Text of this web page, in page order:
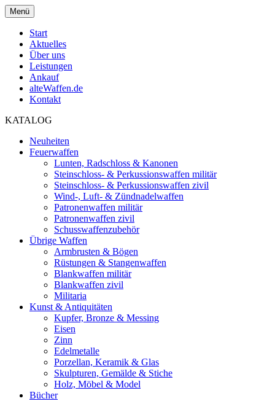
Menü
Start
Aktuelles
Über uns
Leistungen
Ankauf
alteWaffen.de
Kontakt
KATALOG
Neuheiten
Feuerwaffen
Lunten, Radschloss & Kanonen
Steinschloss- & Perkussionswaffen militär
Steinschloss- & Perkussionswaffen zivil
Wind-, Luft- & Zündnadelwaffen
Patronenwaffen militär
Patronenwaffen zivil
Schusswaffenzubehör
Übrige Waffen
Armbrusten & Bögen
Rüstungen & Stangenwaffen
Blankwaffen militär
Blankwaffen zivil
Militaria
Kunst & Antiquitäten
Kupfer, Bronze & Messing
Eisen
Zinn
Edelmetalle
Porzellan, Keramik & Glas
Skulpturen, Gemälde & Stiche
Holz, Möbel & Model
Bücher